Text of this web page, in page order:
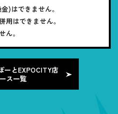
)はできません。
はできません。
。
ーとEXPOCITY店
ス一覧